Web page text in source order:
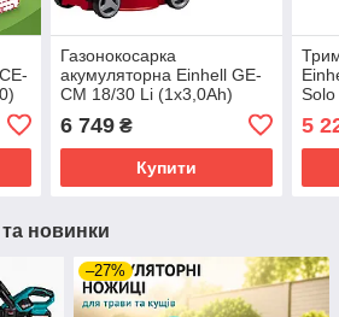
Газонокосарка
акумуляторна Einhell GE-
CM 18/30 Li (1x3,0Ah)
6 749₴
Купити
5
та новинки
–27%